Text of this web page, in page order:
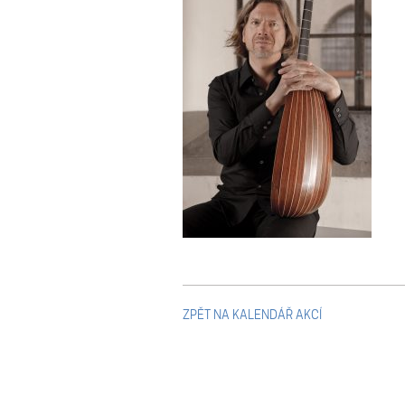
ZPĚT NA KALENDÁŘ AKCÍ